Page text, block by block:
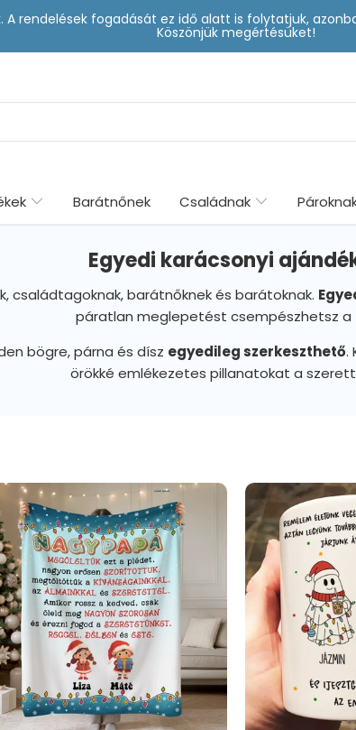
A rendelések fogadását ez idő alatt is folytatjuk,
Köszönjük megértésüket!
Barátnőnek Családnak
Egyedi karácsonyi
családtagoknak, barátnőknek és barátoknak.
páratlan meglepetést csempészhetsz a
bögre, párna és dísz egyedileg szerkeszthető.
örökké emlékezetes pillanatokat a